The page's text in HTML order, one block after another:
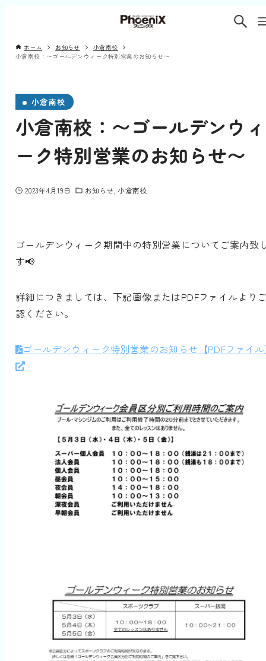
ホーム お知らせ
小倉南校
小倉南校：〜ゴールデンウィーク特別営業のお知らせ〜
小倉南校
小倉南校：〜ゴールデンウィ
ーク特別営業のお知らせ〜
2023年4月19日 お知らせ 小倉南校
ゴールデンウィーク期間中の特別営業についてご案内致
す📢
詳細につきましては、下記画像またはPDFファイルより
認ください。
ゴールデンウィーク特別営業のお知らせ【PDFファイ